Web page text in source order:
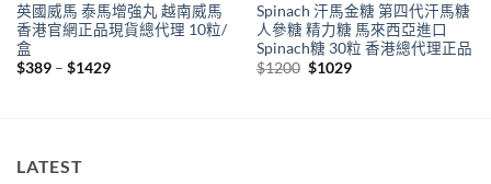
英國威馬 泰馬增強丸 越南威馬
香港官網正品現貨總代理 10粒/
盒
$389 – $1429Price
Spinach 汗馬金糖 第四代汗馬糖
人參糖 精力糖 馬來西亞進口
Spinach糖 30粒 香港總代理正品
$1200 Original
$1029Current
LATEST